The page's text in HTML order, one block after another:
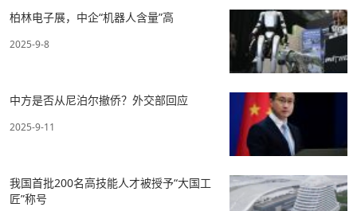
柏林电子展，中企“机器人含量”高
2025-9-8
中方是否从尼泊尔撤侨？外交部回应
2025-9-11
我国首批200名高技能人才被授予“大国工
匠”称号